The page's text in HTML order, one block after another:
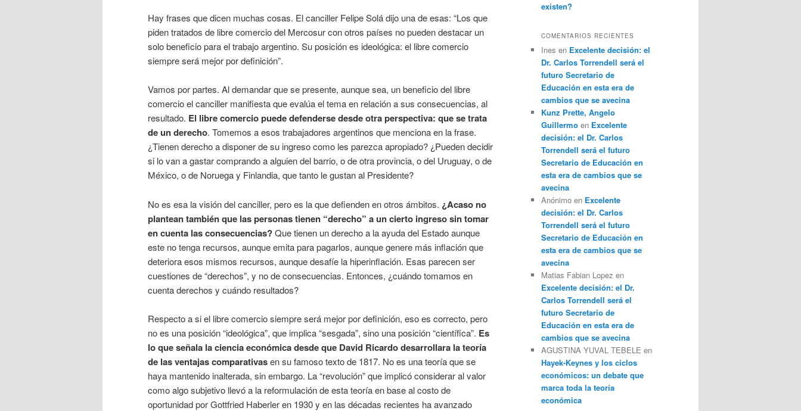
Hay frases que dicen muchas cosas. El canciller Felipe Solá dijo una de esas: “Los que
piden tratados de libre comercio del Mercosur con otros países no pueden destacar un
solo beneficio para el trabajo argentino. Su posición es ideológica: el libre comercio
siempre será mejor por definición”.
Vamos por partes. Al demandar que se presente, aunque sea, un beneficio del libre
comercio el canciller manifiesta que evalúa el tema en relación a sus consecuencias, al
resultado. El libre comercio puede defenderse desde otra perspectiva: que se trata
de un derecho. Tomemos a esos trabajadores argentinos que menciona en la frase.
¿Tienen derecho a disponer de su ingreso como les parezca apropiado? ¿Pueden decidir
si lo van a gastar comprando a alguien del barrio, o de otra provincia, o del Uruguay, o de
México, o de Noruega y Finlandia, que tanto le gustan al Presidente?
No es esa la visión del canciller, pero es la que defienden en otros ámbitos. ¿Acaso no
plantean también que las personas tienen “derecho” a un cierto ingreso sin tomar
en cuenta las consecuencias?Que tienen un derecho a la ayuda del Estado aunque
este no tenga recursos, aunque emita para pagarlos, aunque genere más inflación que
deteriora esos mismos recursos, aunque desafíe la hiperinflación. Esas parecen ser
cuestiones de “derechos”, y no de consecuencias. Entonces, ¿cuándo tomamos en
cuenta derechos y cuándo resultados?
Respecto a si el libre comercio siempre será mejor por definición, eso es correcto, pero
no es una posición “ideológica”, que implica “sesgada”, sino una posición “científica”. Es
lo que señala la ciencia económica desde que David Ricardo desarrollara la teoría
de las ventajas comparativasen su famoso texto de 1817. No es una teoría que se
haya mantenido inalterada, sin embargo. La “revolución” que implicó considerar al valor
como algo subjetivo llevó a la reformulación de esta teoría en base al costo de
oportunidad por Gottfried Haberler en 1930 y en las décadas recientes ha avanzado
existen?
COMENTARIOS RECIENTES
Ines en Excelente decisión: el
Dr. Carlos Torrendell será el
futuro Secretario de
Educación en esta era de
cambios que se avecina
Kunz Prette, Angelo
Guillermo en Excelente
decisión: el Dr. Carlos
Torrendell será el futuro
Secretario de Educación en
esta era de cambios que se
avecina
Anónimo en Excelente
decisión: el Dr. Carlos
Torrendell será el futuro
Secretario de Educación en
esta era de cambios que se
avecina
Matias Fabian Lopez en
Excelente decisión: el Dr.
Carlos Torrendell será el
futuro Secretario de
Educación en esta era de
cambios que se avecina
AGUSTINA YUVAL TEBELE en
Hayek-Keynes y los ciclos
económicos: un debate que
marca toda la teoría
económica